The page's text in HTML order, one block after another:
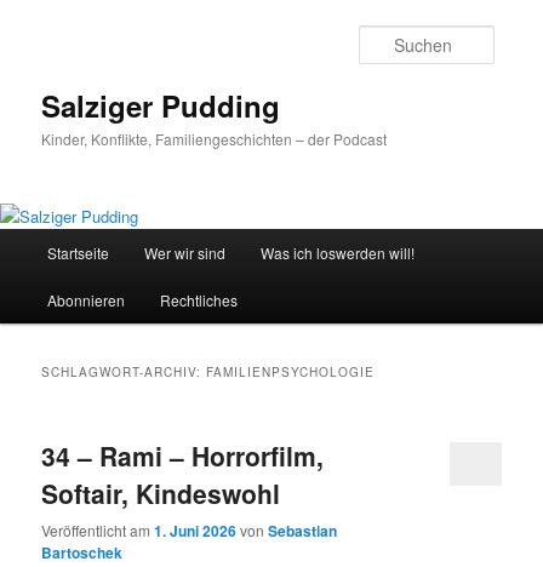
Salziger Pudding
Kinder, Konflikte, Familiengeschichten – der Podcast
Startseite Wer wir sind Was ich loswerden will!
Abonnieren Rechtliches
SCHLAGWORT-ARCHIV: FAMILIENPSYCHOLOGIE
34 – Rami – Horrorfilm,
Softair, Kindeswohl
Veröffentlicht am1. Juni 2026vonSebastian
Bartoschek